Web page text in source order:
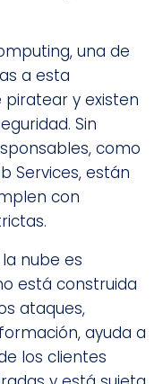
una de
a esta
y existen
Sin
como
Services, están
con
nube es
está construida
ataques,
ayuda a
los clientes